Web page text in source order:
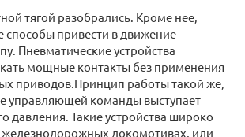
тягой разобрались. Кроме нее,
способы привести в движение
Пневматические устройства
мощные контакты без применения
приводов.Принцип работы такой же,
управляющей команды выступает
давления. Такие устройства широко
локомотивах, или